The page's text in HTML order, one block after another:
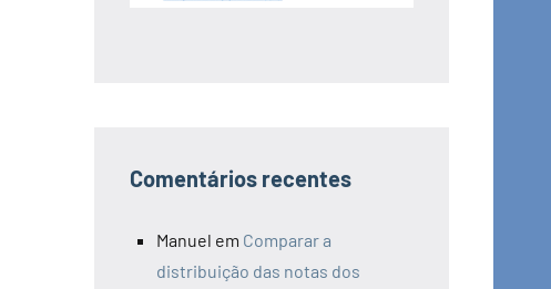
Comentários recentes
Manuel em Comparar a
distribuição das notas dos